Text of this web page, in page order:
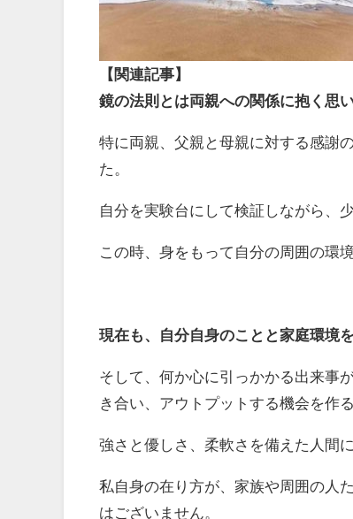
【関連記事】
鏡の法則とは両親への関係に抱く思
特に両親、父親と母親に対する感謝
た。
自分を実験台にして検証しながら、
この時、身をもって自分の周囲の環
現在も、自分自身のことと家庭環境
そして、何か心に引っかかる出来事
き合い、アウトプットする機会を作
強さと優しさ、柔軟さを備えた人間
私自身の在り方が、家族や周囲の人
はございません。